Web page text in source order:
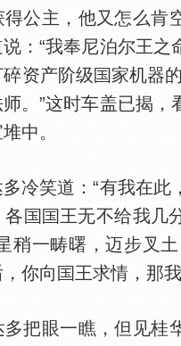
公主，他又怎么肯
：“我奉尼泊尔王之
资产阶级
家机器
。”这时车盖已揭，
中。
笑道：“有我在此
各
王无不给我几
稍一畴曙，迈步叉
你向
王求情，那
眼一瞧，但见桂